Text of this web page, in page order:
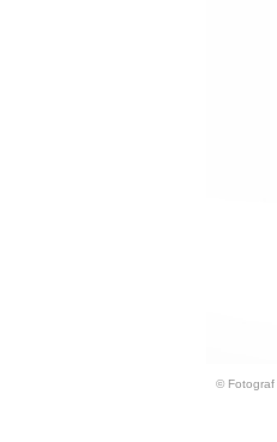
© Fotograf